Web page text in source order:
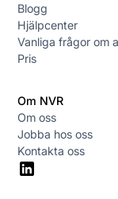
Blogg
Hjälpcenter
Vanliga frågor om
Pris
Om NVR
Om oss
Jobba hos oss
Kontakta oss